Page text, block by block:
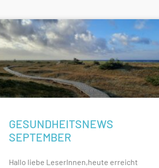
GESUNDHEITSNEWS
SEPTEMBER
Hallo liebe LeserInnen,heute erreicht